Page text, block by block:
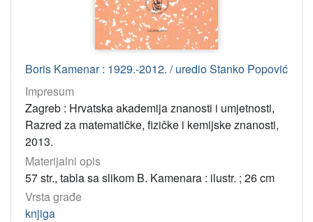
Boris Kamenar : 1929.-2012. / uredio Stanko Popović
Impresum
Zagreb : Hrvatska akademija znanosti i umjetnosti,
Razred za matematičke, fizičke i kemijske znanosti,
2013.
Materijalni opis
57 str., tabla sa slikom B. Kamenara : ilustr. ; 26 cm
Vrsta građe
knjiga